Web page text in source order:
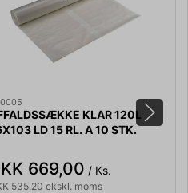
KLAR 120L
LD 15 RL. A 10 STK.
669,00 / Ks.
535,20 ekskl. moms